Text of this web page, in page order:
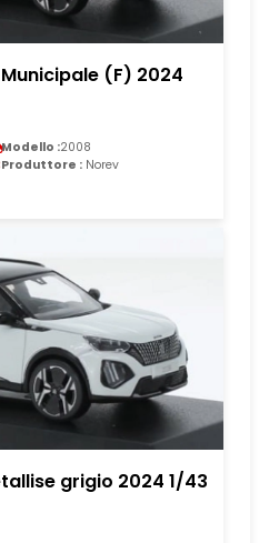
(F) 2024
Modello :2008
Produttore : Norev
grigio 2024 1/43